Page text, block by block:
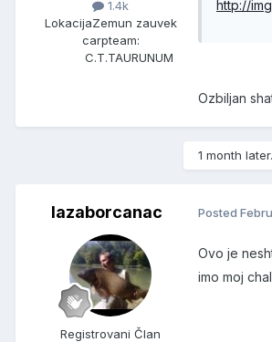
1.4k
LokacijaZemun zauvek
carpteam:
C.T.TAURUNUM
http://
Ozbiljan
1 month
lazaborcanac
Registrovani Član
Posted
Ovo je
imo moj